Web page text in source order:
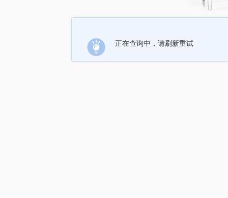
正在查询中，请刷新重试